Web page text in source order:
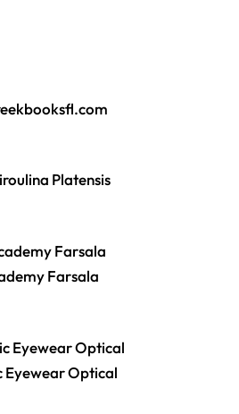
Farsala
Eyewear Optical